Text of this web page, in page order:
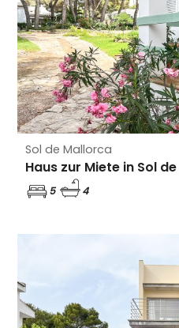
Sol de Mallorca
Haus zur Miete in Sol
5 4